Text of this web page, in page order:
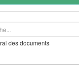
des documents